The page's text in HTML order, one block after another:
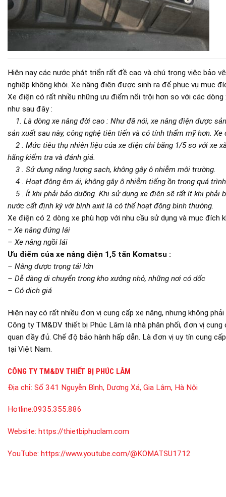
Hiện nay các nước phát triển rất đề cao và chú trọng việc bảo
nghiệp không khói. Xe nâng điện được sinh ra để phục vụ mục
Xe điện có rất nhiều những ưu điểm nổi trội hơn so với các
như sau đây :
1. Là dòng xe nâng đời cao : Như đã nói, xe nâng điện được
sản xuất sau này, công nghệ tiên tiến và có tính thẩm mỹ hơn.
2 . Mức tiêu thụ nhiên liệu của xe điện chỉ bằng 1/5 so với xe
hãng kiểm tra và đánh giá.
3 . Sử dụng năng lượng sạch, không gây ô nhiễm môi trường.
4 . Hoạt động êm ái, không gây ô nhiễm tiếng ồn trong quá
5 . Ít khi phải bảo dưỡng. Khi sử dụng xe điện sẽ rất ít khi phải
nước cất định kỳ với bình axit là có thể hoạt động bình thường.
Xe điện có 2 dòng xe phù hợp với nhu cầu sử dụng và mục đích
– Xe nâng đứng lái
– Xe nâng ngồi lái
Ưu điểm của xe nâng điện 1,5 tấn Komatsu :
– Nâng được trọng tải lớn
– Dễ dàng di chuyển trong kho xưởng nhỏ, những nơi có dốc
– Có dịch giá
Hiện nay có rất nhiều đơn vị cung cấp xe nâng, nhưng không
Công ty TM&DV thiết bị Phúc Lâm là nhà phân phối, đơn vị
quan đầy đủ. Chế độ bảo hành hấp dẫn. Là đơn vị uy tín cung
tại Việt Nam.
CÔNG TY TM&DV THIẾT BỊ PHÚC LÂM
Địa chỉ: Số 341 Nguyễn Bình, Dương Xá, Gia Lâm, Hà Nội
Hotline:0935.355.886
Website: https://thietbiphuclam.com
YouTube: https://www.youtube.com/@KOMATSU1712